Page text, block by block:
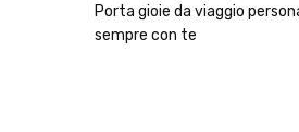
Porta gioie da viaggio
sempre con te